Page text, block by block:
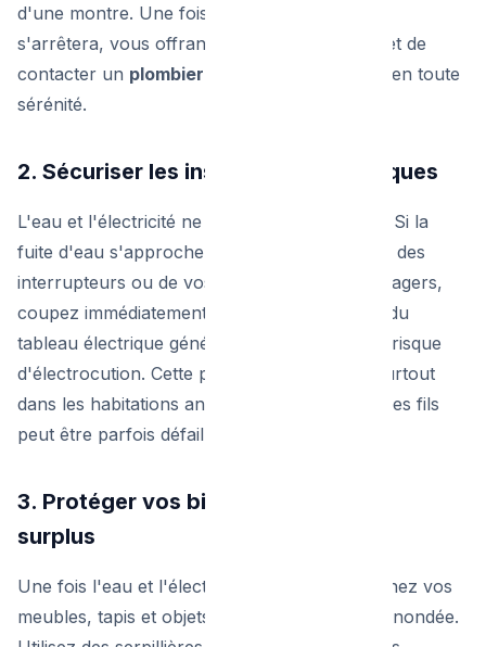
d'une montre. Une fois l'eau coupée, le flot
s'arrêtera, vous offrant le temps de souffler et de
contacter un plombier de garde à Bruxelles
en toute
sérénité.
2. Sécuriser les installations électriques
L'eau et l'électricité ne font pas bon ménage. Si la
fuite d'eau s'approche des prises électriques, des
interrupteurs ou de vos appareils électroménagers,
coupez immédiatement le courant au niveau du
tableau électrique général. Ne prenez aucun risque
d'électrocution. Cette précaution est vitale, surtout
dans les habitations anciennes où l'isolation des fils
peut être parfois défaillante ou obsolète.
3. Protéger vos biens et éponger le
surplus
Une fois l'eau et l'électricité sécurisées, éloignez vos
meubles, tapis et objets de valeur de la zone inondée.